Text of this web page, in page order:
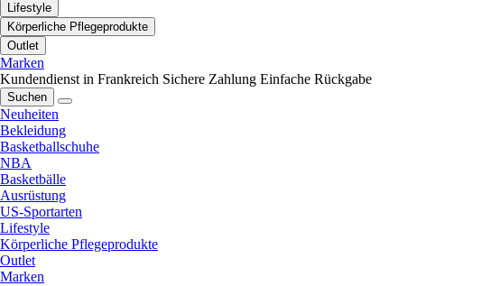
Lifestyle
Körperliche Pflegeprodukte
Outlet
Marken
Kundendienst in Frankreich Sichere Zahlung Einfache Rückgabe
Suchen
Neuheiten
Bekleidung
Basketballschuhe
NBA
Basketbälle
Ausrüstung
US-Sportarten
Lifestyle
Körperliche Pflegeprodukte
Outlet
Marken